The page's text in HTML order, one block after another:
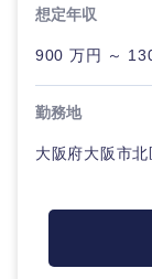
不動産専
工管理
事務職
その他
法律・
関東地
想定年収
900 万円 ～
勤務地
大阪府大阪市